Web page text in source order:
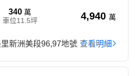
340萬
車位11.5坪
4,940 萬
新洲美段96,97地號 查看明細